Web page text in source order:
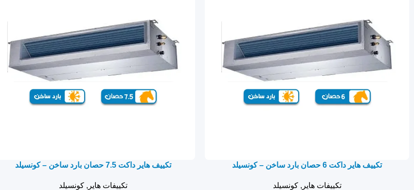
تكييف هاير داكت 6 حصان بارد ساخن – كونسيلد
تكييفات هاير ,كونسيلد
تكييف هاير داكت 7.5 حصان بارد ساخن – كونسيلد
تكييفات هاير ,كونسيلد